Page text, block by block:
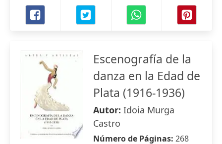
Escenografía de la
danza en la Edad de
Plata (1916-1936)
Autor: Idoia Murga
Castro
Número de Páginas: 268